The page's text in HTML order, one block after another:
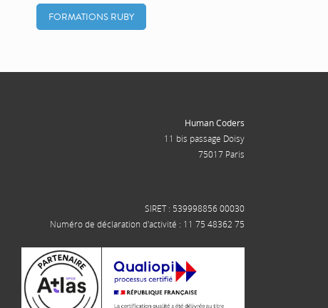
FORMATIONS RUBY
Human Coders
11 bis passage Doisy
75017 Paris
SIRET : 539998856 00030
Numéro de déclaration d'activité : 11 75 48362 75